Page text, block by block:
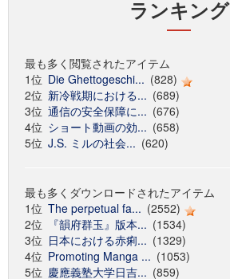
ランキング
最も多く閲覧されたアイテム
1位 Die Ghettogeschi... (828)
2位 新冷戦期における... (689)
3位 通信の安全保障に... (676)
4位 ショート動画の効... (658)
5位 J.S. ミルの社会... (620)
最も多くダウンロードされたアイテム
1位 The perpetual fa... (2552)
2位
『韻府群玉』版本... (1534)
3位 日本における赤痢... (1329)
4位 Promoting Manga ... (1053)
5位 慶應義塾大学日吉... (859)